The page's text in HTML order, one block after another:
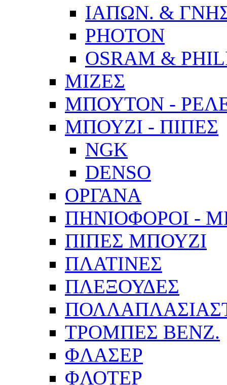
ΙΑΠΩΝ. &
PHOTON
OSRAM &
ΜΙΖΕΣ
ΜΠΟΥΤΟΝ -
ΜΠΟΥΖΙ - ΠΙΠΕΣ
NGK
DENSO
ΟΡΓΑΝΑ
ΠΗΝΙΟΦΟΡΟΙ -
ΠΙΠΕΣ ΜΠΟΥΖΙ
ΠΛΑΤΙΝΕΣ
ΠΛΕΞΟΥΔΕΣ
ΤΡΟΜΠΕΣ ΒΕΝΖ.
ΦΛΑΣΕΡ
ΦΛΟΤΕΡ